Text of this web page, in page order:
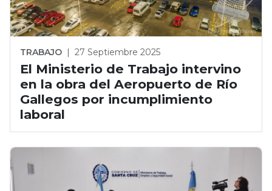
TRABAJO | 27 Septiembre 2025
El Ministerio de Trabajo intervino
en la obra del Aeropuerto de Río
Gallegos por incumplimiento
laboral